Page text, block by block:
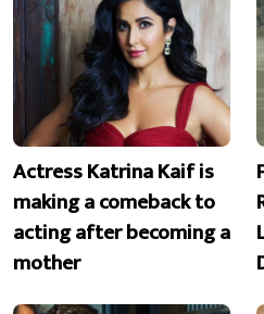
Actress Katrina Kaif is
making a comeback to
acting after becoming a
mother